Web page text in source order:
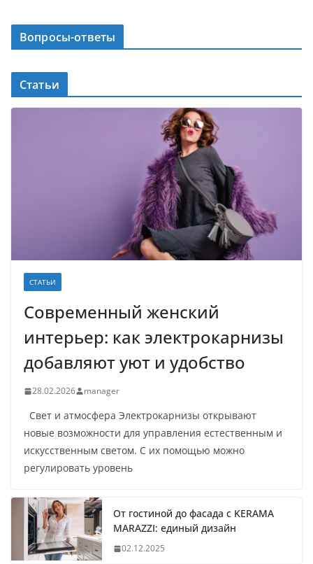
Вопросы-ответы
Статьи
СТАТЬИ
Современный женский
интерьер: как электрокарнизы
добавляют уют и удобство
28.02.2026 manager
Свет и атмосфера Электрокарнизы открывают
новые возможности для управления естественным и
искусственным светом. С их помощью можно
регулировать уровень
От гостиной до фасада с KERAMA
MARAZZI: единый дизайн
02.12.2025